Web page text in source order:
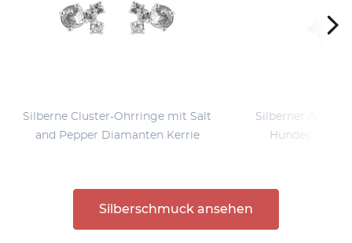
Silberne Cluster-Ohrringe mit Salt
and Pepper Diamanten Kerrie
Silberner
Hundes mit
Silberschmuck ansehen